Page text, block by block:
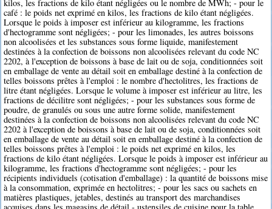
kilos, les fractions de kilo étant négligées ou le nombre de MWh; - pour le
café : le poids net exprimé en kilos, les fractions de kilo étant négligées.
Lorsque le poids à imposer est inférieur au kilogramme, les fractions
d'hectogramme sont négligées; - pour les limonades, les autres boissons
non alcoolisées et les substances sous forme liquide, manifestement
destinées à la confection de boissons non alcoolisées relevant du code NC
2202, à l'exception de boissons à base de lait ou de soja, conditionnées soit
en emballage de vente au détail soit en emballage destiné à la confection de
telles boissons prêtes à l'emploi : le nombre d'hectolitres, les fractions de
litre étant négligées. Lorsque le volume à imposer est inférieur au litre, les
fractions de décilitre sont négligées; - pour les substances sous forme de
poudre, de granulés ou sous une autre forme solide, manifestement
destinées à la confection de boissons non alcoolisées relevant du code NC
2202 à l'exception de boissons à base de lait ou de soja, conditionnées soit
en emballage de vente au détail soit en emballage destiné à la confection de
telles boissons prêtes à l'emploi : le poids net exprimé en kilos, les
fractions de kilo étant négligées. Lorsque le poids à imposer est inférieur au
kilogramme, les fractions d'hectogramme sont négligées; - pour les
récipients individuels (cotisation d'emballage) : la quantité de boissons mise
à la consommation, exprimée en hectolitres; - pour les sacs ou sachets en
matières plastiques, jetables, destinés au transport des marchandises